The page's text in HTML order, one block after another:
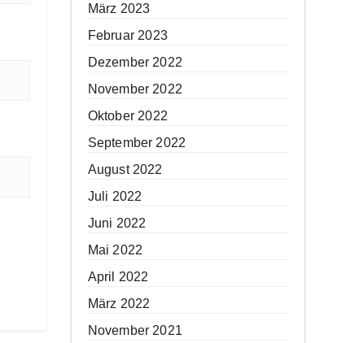
März 2023
Februar 2023
Dezember 2022
November 2022
Oktober 2022
September 2022
August 2022
Juli 2022
Juni 2022
Mai 2022
April 2022
März 2022
November 2021